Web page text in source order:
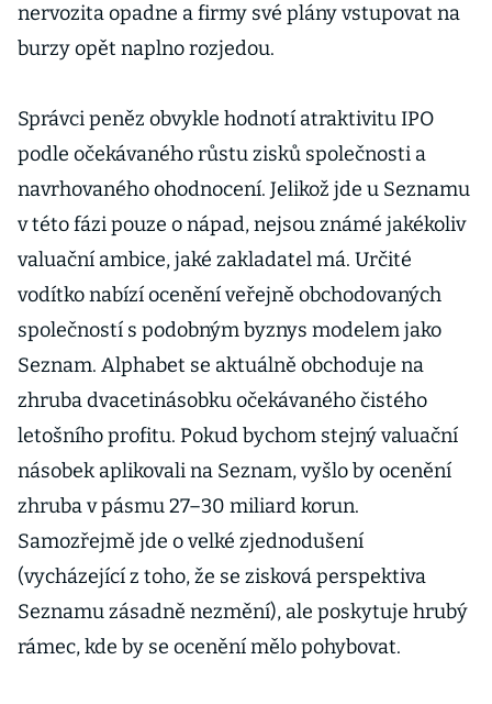
nervozita opadne a firmy své plány vstupovat na
burzy opět naplno rozjedou.
Správci peněz obvykle hodnotí atraktivitu IPO
podle očekávaného růstu zisků společnosti a
navrhovaného ohodnocení. Jelikož jde u Seznamu
v této fázi pouze o nápad, nejsou známé jakékoliv
valuační ambice, jaké zakladatel má. Určité
vodítko nabízí ocenění veřejně obchodovaných
společností s podobným byznys modelem jako
Seznam. Alphabet se aktuálně obchoduje na
zhruba dvacetinásobku očekávaného čistého
letošního profitu. Pokud bychom stejný valuační
násobek aplikovali na Seznam, vyšlo by ocenění
zhruba v pásmu 27–30 miliard korun.
Samozřejmě jde o velké zjednodušení
(vycházející z toho, že se zisková perspektiva
Seznamu zásadně nezmění), ale poskytuje hrubý
rámec, kde by se ocenění mělo pohybovat.